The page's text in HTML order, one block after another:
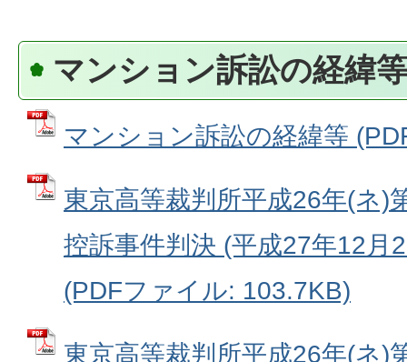
マンション訴訟の経緯等
マンション訴訟の経緯等
東京高等裁判所平成26年(ネ)
控訴事件判決 (平成27年12月
(PDFファイル: 103.7KB)
東京高等裁判所平成26年(ネ)